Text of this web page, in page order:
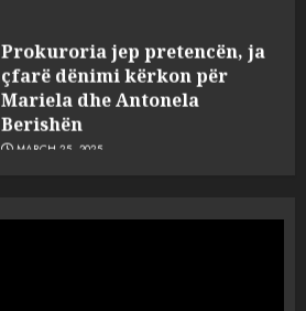
çfarë dënimi kërkon për
Mariela dhe Antonela
Berishën
MARCH 25, 2025